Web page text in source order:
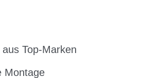
Top-Marken
Montage